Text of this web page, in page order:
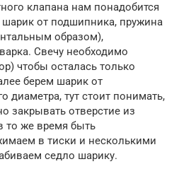
клапана нам понадобится
шарик от подшипника, пружина
образом),
Свечу необходимо
чтобы осталась только
берем шарик от
диаметра, тут стоит понимать,
закрывать отверстие из
то же время быть
в тиски и несколькими
седло шарику.